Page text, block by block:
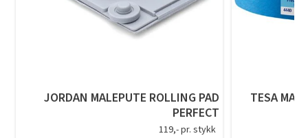
JORDAN MALEPUTE ROLLING PAD
PERFECT
119,- pr. stykk
TESA